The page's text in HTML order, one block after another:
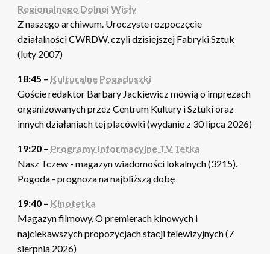
Regionalnego Dolnej Wisły
Z naszego archiwum. Uroczyste rozpoczęcie
działalności CWRDW, czyli dzisiejszej Fabryki Sztuk
(luty 2007)
18:45 – Kulturalne Pogaduszki
Goście redaktor Barbary Jackiewicz mówią o imprezach
organizowanych przez Centrum Kultury i Sztuki oraz
innych działaniach tej placówki (wydanie z 30 lipca 2026)
19:20 – Programy informacyjne TV Tetka
Nasz Tczew - magazyn wiadomości lokalnych (3215).
Pogoda - prognoza na najbliższą dobę
19:40 – Kinotetka
Magazyn filmowy. O premierach kinowych i
najciekawszych propozycjach stacji telewizyjnych (7
sierpnia 2026)